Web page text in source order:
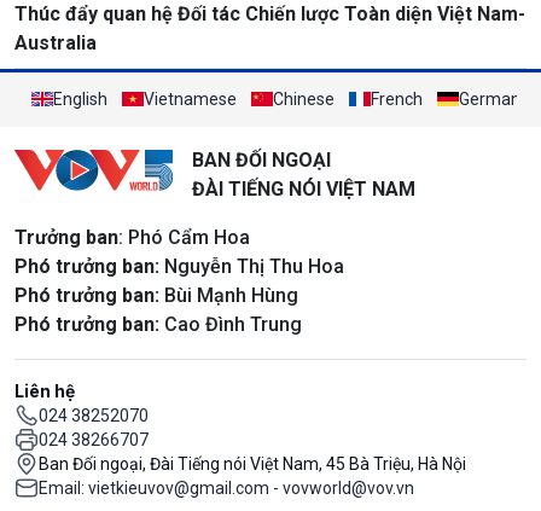
Thúc đẩy quan hệ Đối tác Chiến lược Toàn diện Việt Nam-
Australia
English Vietnamese Chinese French German
BAN ĐỐI NGOẠI
ĐÀI TIẾNG NÓI VIỆT NAM
Trưởng ban: Phó Cẩm Hoa
Phó trưởng ban: Nguyễn Thị Thu Hoa
Phó trưởng ban: Bùi Mạnh Hùng
Phó trưởng ban: Cao Đình Trung
Liên hệ
024 38252070
024 38266707
Ban Đối ngoại, Đài Tiếng nói Việt Nam, 45 Bà Triệu, Hà Nội
Email: vietkieuvov@gmail.com - vovworld@vov.vn